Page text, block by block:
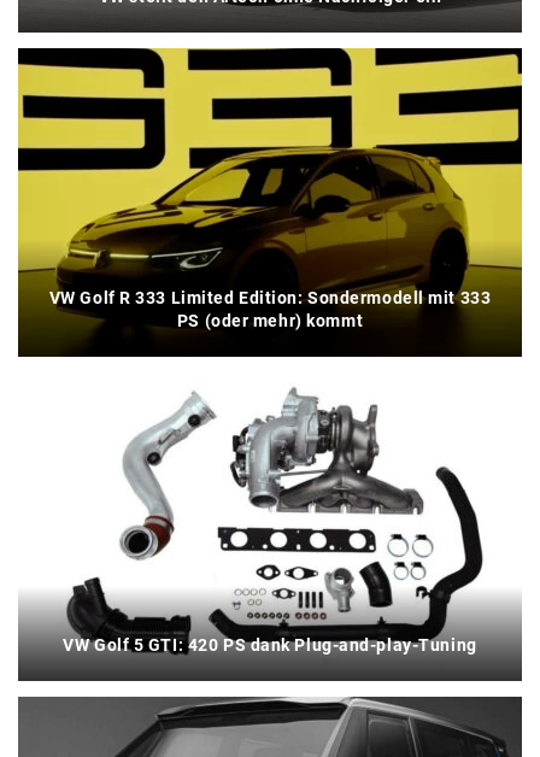
VW Golf R 333 Limited Edition: Sondermodell mit 333
PS (oder mehr) kommt
VW Golf 5 GTI: 420 PS dank Plug-and-play-Tuning